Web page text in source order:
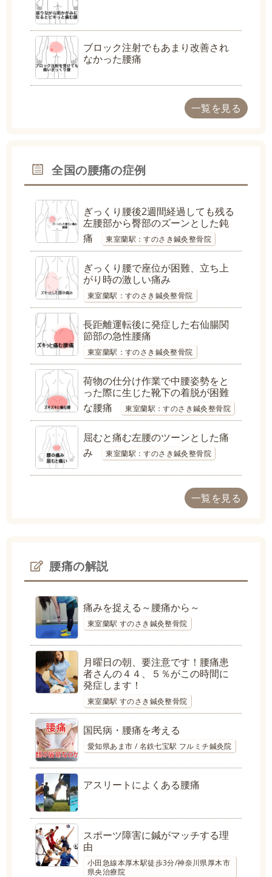
ブロック注射でもあまり改善され
なかった腰痛
一覧を見る
全国の腰痛の症例
ぎっくり腰後2週間経過しても残る
左腰部から臀部のズーンとした鈍
痛
東室蘭駅：すのさき鍼灸整骨院
ぎっくり腰で座位が困難、立ち上
がり時の激しい痛み
東室蘭駅：すのさき鍼灸整骨院
長距離運転後に発症した右仙腸関
節部の急性腰痛
東室蘭駅：すのさき鍼灸整骨院
荷物の仕分け作業で中腰姿勢をと
った際に生じた靴下の着脱が困難
な腰痛
東室蘭駅：すのさき鍼灸整骨院
屈むと痛む左腰のツーンとした痛
み
東室蘭駅：すのさき鍼灸整骨院
一覧を見る
腰痛の解説
痛みを捉える～腰痛から～
東室蘭駅 すのさき鍼灸整骨院
月曜日の朝、要注意です！腰痛患
者さんの４４、５％がこの時間に
発症します！
東室蘭駅 すのさき鍼灸整骨院
国民病・腰痛を考える
愛知県あま市 / 名鉄七宝駅 フルミチ鍼灸院
アスリートによくある腰痛
スポーツ障害に鍼がマッチする理
由
小田急線本厚木駅徒歩3分/神奈川県厚木市
県央治療院